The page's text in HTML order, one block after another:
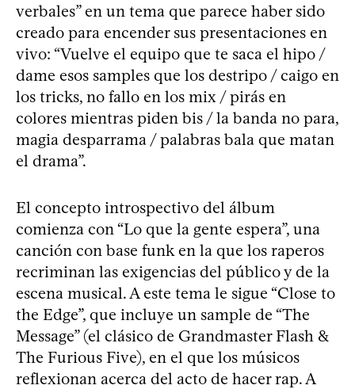
verbales” en un tema que parece haber sido
creado para encender sus presentaciones en
vivo: “Vuelve el equipo que te saca el hipo /
dame esos samples que los destripo / caigo en
los tricks, no fallo en los mix / pirás en
colores mientras piden bis / la banda no para,
magia desparrama / palabras bala que matan
el drama”.
El concepto introspectivo del álbum
comienza con “Lo que la gente espera”, una
canción con base funk en la que los raperos
recriminan las exigencias del público y de la
escena musical. A este tema le sigue “Close to
the Edge”, que incluye un sample de “The
Message” (el clásico de Grandmaster Flash &
The Furious Five), en el que los músicos
reflexionan acerca del acto de hacer rap. A